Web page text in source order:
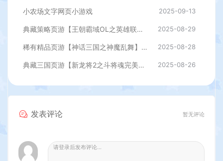
小农场文字网页小游戏 2025-09-13
典藏策略页游【王朝霸域OL之英雄联盟】最新整理单机一键即玩镜像端+Linux手工服务端+充值后台+详细外网搭建教程 2025-08-29
稀有精品页游【神话三国之神魔乱舞】最新整理Win一键服务端+货币充值教程+假人播报+详细外网搭建教程 2025-08-28
典藏三国页游【新龙将2之斗将魂完美双绝四圣版】最新整理Win一键服务端+开区教程+加武将教程+充值教程+详细外网搭建教程 2025-08-26
发表评论 暂无评论